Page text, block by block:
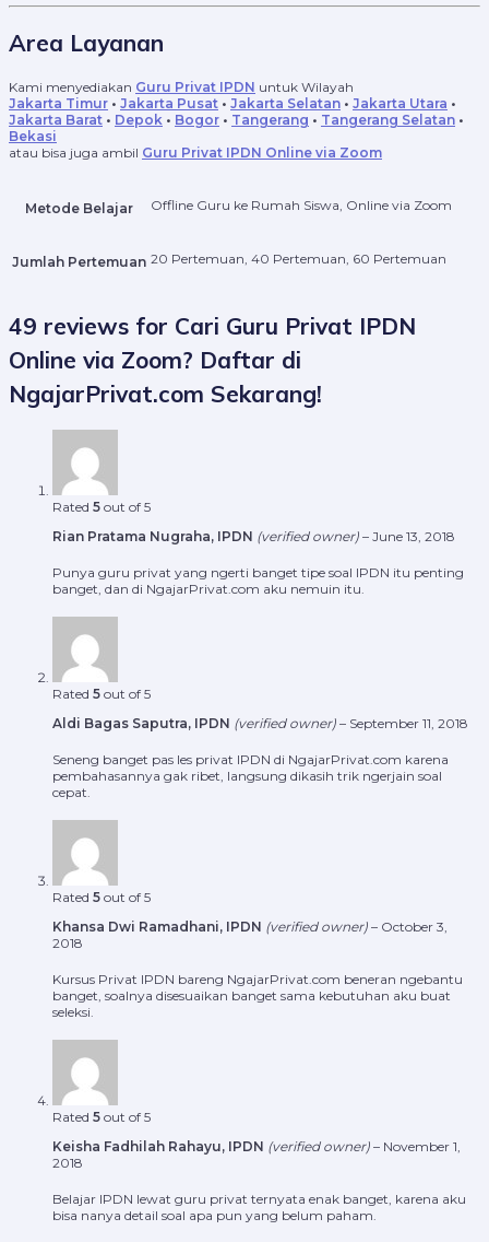
Area Layanan
Kami menyediakan Guru Privat IPDN untuk Wilayah
Jakarta Timur • Jakarta Pusat • Jakarta Selatan • Jakarta Utara •
Jakarta Barat • Depok • Bogor • Tangerang • Tangerang Selatan •
Bekasi
atau bisa juga ambil Guru Privat IPDN Online via Zoom
Metode Belajar Offline Guru ke Rumah Siswa, Online via Zoom
Jumlah Pertemuan 20 Pertemuan, 40 Pertemuan, 60 Pertemuan
49 reviews for Cari Guru Privat IPDN
Online via Zoom? Daftar di
NgajarPrivat.com Sekarang!
Rated 5 out of 5
Rian Pratama Nugraha, IPDN (verified owner) – June 13, 2018
Punya guru privat yang ngerti banget tipe soal IPDN itu penting
banget, dan di NgajarPrivat.com aku nemuin itu.
Rated 5 out of 5
Aldi Bagas Saputra, IPDN (verified owner) – September 11, 2018
Seneng banget pas les privat IPDN di NgajarPrivat.com karena
pembahasannya gak ribet, langsung dikasih trik ngerjain soal
cepat.
Rated 5 out of 5
Khansa Dwi Ramadhani, IPDN (verified owner) – October 3,
2018
Kursus Privat IPDN bareng NgajarPrivat.com beneran ngebantu
banget, soalnya disesuaikan banget sama kebutuhan aku buat
seleksi.
Rated 5 out of 5
Keisha Fadhilah Rahayu, IPDN (verified owner) – November 1,
2018
Belajar IPDN lewat guru privat ternyata enak banget, karena aku
bisa nanya detail soal apa pun yang belum paham.